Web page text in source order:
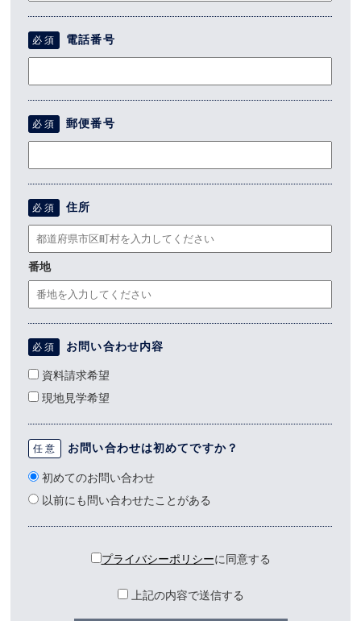
必須 電話番号
必須 郵便番号
必須 住所
番地
必須 お問い合わせ内容
資料請求希望
現地見学希望
任意 お問い合わせは初めてですか？
初めてのお問い合わせ
以前にも問い合わせたことがある
プライバシーポリシーに同意する
上記の内容で送信する